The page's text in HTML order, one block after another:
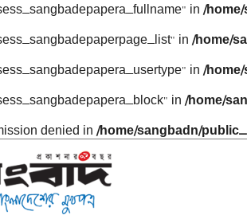
in /
in /home/
in /
in /home/
denied in /home/sangbadn/